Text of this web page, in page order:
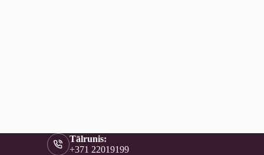
Tālrunis:
+371 22019199